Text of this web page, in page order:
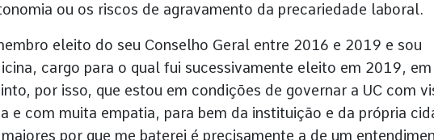
ou os riscos de agravamento da precariedade laboral.
eleito do seu Conselho Geral entre 2016 e 2019 e sou
cargo para o qual fui sucessivamente eleito em 2019, em
por isso, que estou em condições de governar a UC com
e com muita empatia, para bem da instituição e da própria
por que me baterei é precisamente a de um